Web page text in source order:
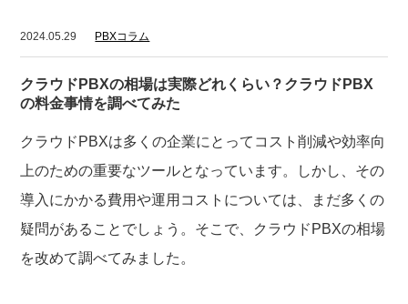
2024.05.29 PBXコラム
クラウドPBXの相場は実際どれくらい？クラウドPBX
の料金事情を調べてみた
クラウドPBXは多くの企業にとってコスト削減や効率向
上のための重要なツールとなっています。しかし、その
導入にかかる費用や運用コストについては、まだ多くの
疑問があることでしょう。そこで、クラウドPBXの相場
を改めて調べてみました。